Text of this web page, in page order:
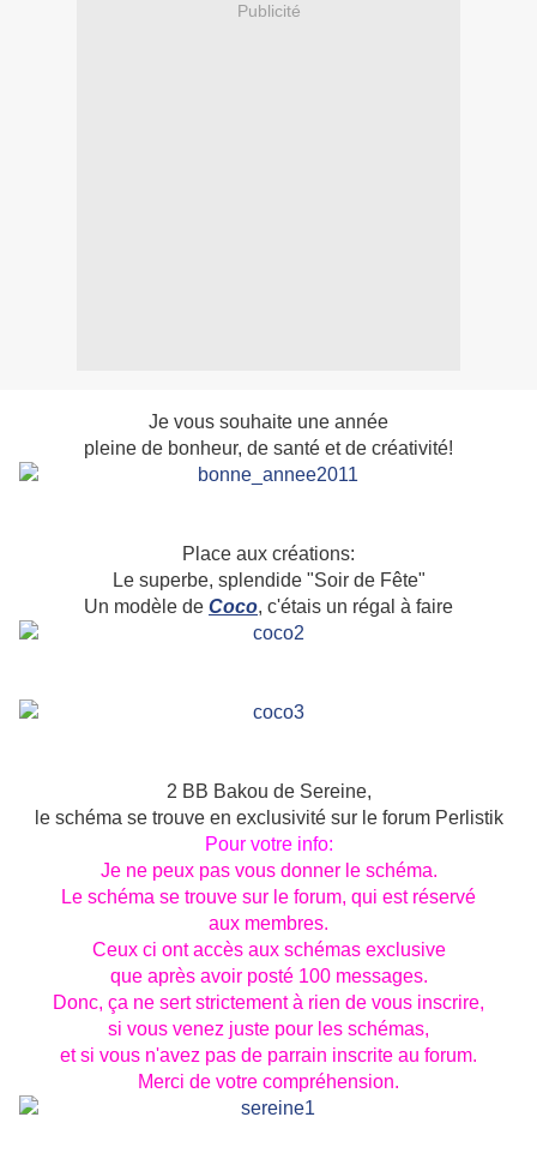
Publicité
Je vous souhaite une année
pleine de bonheur, de santé et de créativité!
Place aux créations:
Le superbe, splendide "Soir de Fête"
Un modèle de Coco, c'étais un régal à faire
2 BB Bakou de Sereine,
le schéma se trouve en exclusivité sur le forum Perlistik
Pour votre info:
Je ne peux pas vous donner le schéma.
Le schéma se trouve sur le forum, qui est réservé
aux membres.
Ceux ci ont accès aux schémas exclusive
que après avoir posté 100 messages.
Donc, ça ne sert strictement à rien de vous inscrire,
si vous venez juste pour les schémas,
et si vous n'avez pas de parrain inscrite au forum.
Merci de votre compréhension.